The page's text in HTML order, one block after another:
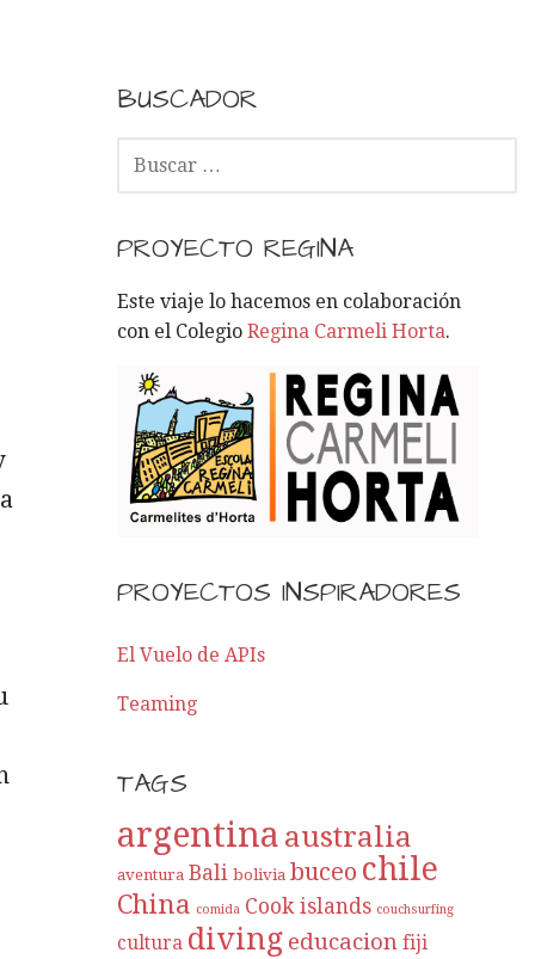
BUSCADOR
C
R
:
PROYECTO REGINA
Este viaje lo hacemos en colaboración
con el ColegioRegina Carmeli Horta.
PROYECTOS INSPIRADORES
El Vuelo de APIs
Teaming
TAGS
argentina australia
aventura Bali bolivia buceo chile
China comida Cook islands couchsurfing
cultura diving educacion fiji